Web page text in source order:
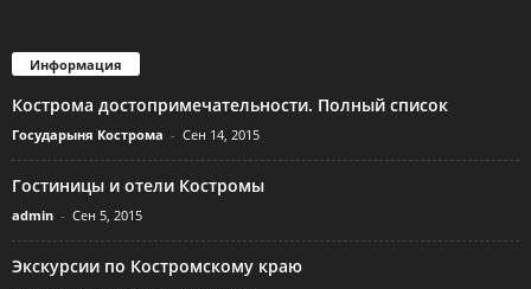
Информация
Кострома достопримечательности. Полный список
Государыня Кострома - Сен 14, 2015
Гостиницы и отели Костромы
admin - Сен 5, 2015
Экскурсии по Костромскому краю